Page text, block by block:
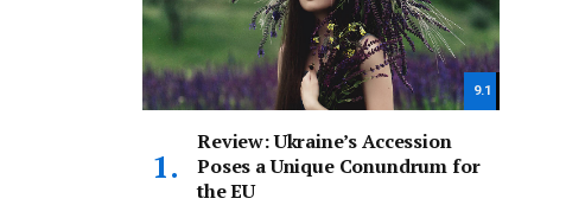
9.1
Review: Ukraine’s Accession
Poses a Unique Conundrum for
the EU